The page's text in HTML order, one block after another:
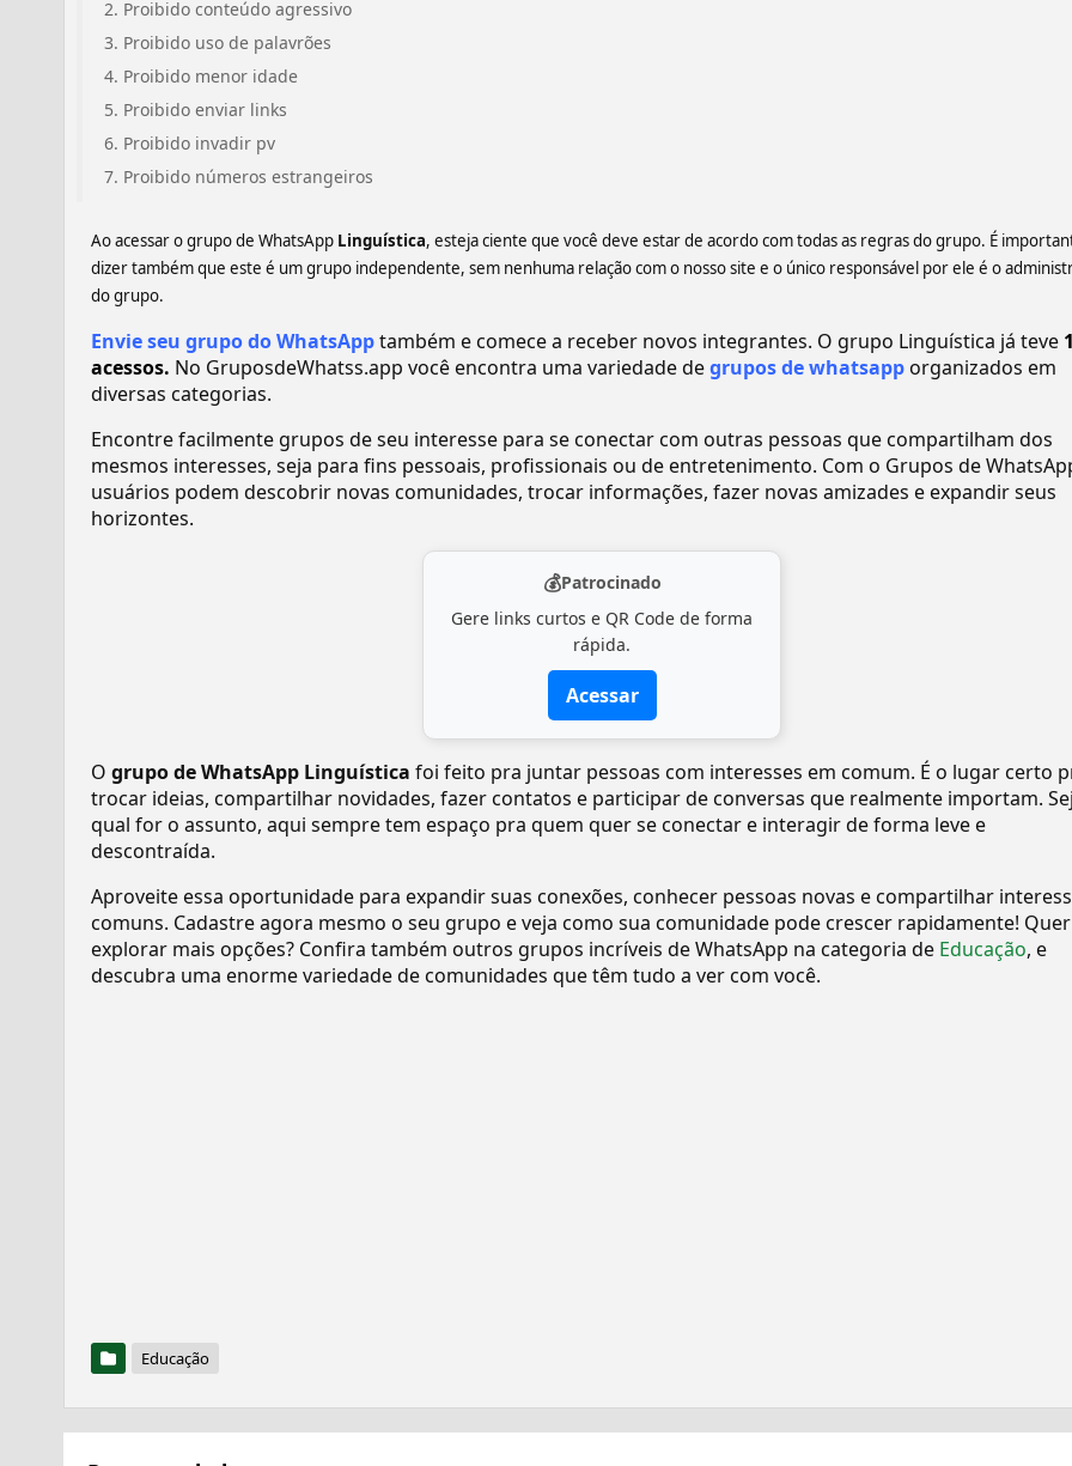
Proibido conteúdo agressivo
Proibido uso de palavrões
Proibido menor idade
Proibido enviar links
Proibido invadir pv
Proibido números estrangeiros
Ao acessar o grupo de WhatsApp Linguística, esteja ciente que você deve estar de acordo com todas as regras do grupo. É
dizer também que este é um grupo independente, sem nenhuma relação com o nosso site e o único responsável por ele é o
do grupo.
Envie seu grupo do WhatsApptambém e comece a receber novos integrantes. O grupo Linguística já teve
acessos. No GruposdeWhatss.app você encontra uma variedade degrupos de whatsapporganizados em
diversas categorias.
Encontre facilmente grupos de seu interesse para se conectar com outras pessoas que compartilham dos
mesmos interesses, seja para fins pessoais, profissionais ou de entretenimento. Com o Grupos de
usuários podem descobrir novas comunidades, trocar informações, fazer novas amizades e expandir seus
horizontes.
💰Patrocinado
Gere links curtos e QR Code de forma
rápida.
Acessar
O grupo de WhatsApp Linguística foi feito pra juntar pessoas com interesses em comum. É o lugar certo
trocar ideias, compartilhar novidades, fazer contatos e participar de conversas que realmente importam.
qual for o assunto, aqui sempre tem espaço pra quem quer se conectar e interagir de forma leve e
descontraída.
Aproveite essa oportunidade para expandir suas conexões, conhecer pessoas novas e compartilhar
comuns. Cadastre agora mesmo o seu grupo e veja como sua comunidade pode crescer rapidamente! Quer
explorar mais opções? Confira também outros grupos incríveis de WhatsApp na categoria de Educação, e
descubra uma enorme variedade de comunidades que têm tudo a ver com você.
Educação